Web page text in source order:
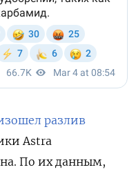
разлив
Astra
По их данным,